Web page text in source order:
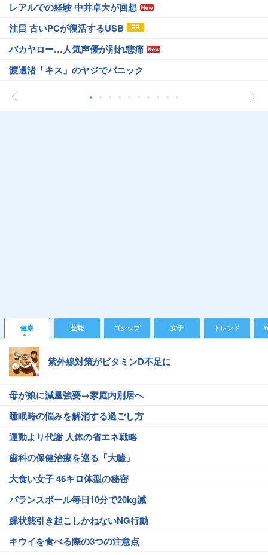
レアルでの経験 中井卓大が回想
注目 古いPCが復活するUSB
バカヤロー…人気声優が別れ悲痛
渡邊渚「キス」のヤジでパニック
健康 芸能 ゴシップ 女子 トレンド
紫外線対策がビタミンD不足に
母が娘に減量強要→家庭内別居へ
睡眠時の悩みを解消する過ごし方
運動より代謝 人体の省エネ戦略
歯科の保健治療を巡る「大嘘」
大食い女子 46キロ体型の秘密
バランスボール毎日10分で20kg減
躁状態引き起こしかねないNG行動
キウイを食べる際の3つの注意点